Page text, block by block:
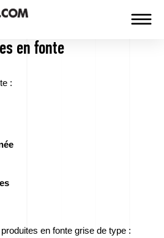
en fonte
:
en fonte grise de type :